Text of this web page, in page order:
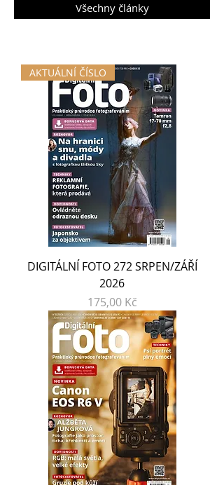
Všechny články
AKTUÁLNÍ ČÍSLO
DIGITÁLNÍ FOTO 272 SRPEN/ZÁŘÍ
2026
Cena
175,00 Kč